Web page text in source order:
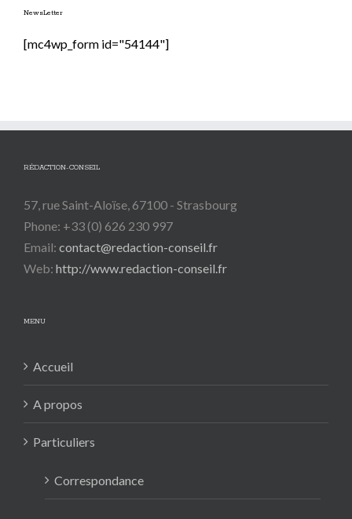
NewsLetter
[mc4wp_form id="54144"]
RÉDACTION-CONSEIL
57, rue Saint-Aloïse, 67100 - Strasbourg
Phone: +33 (0) 626 230 997
Email: contact@redaction-conseil.fr
Web: http://www.redaction-conseil.fr
MENU
Accueil
A propos
Particuliers
Correspondance